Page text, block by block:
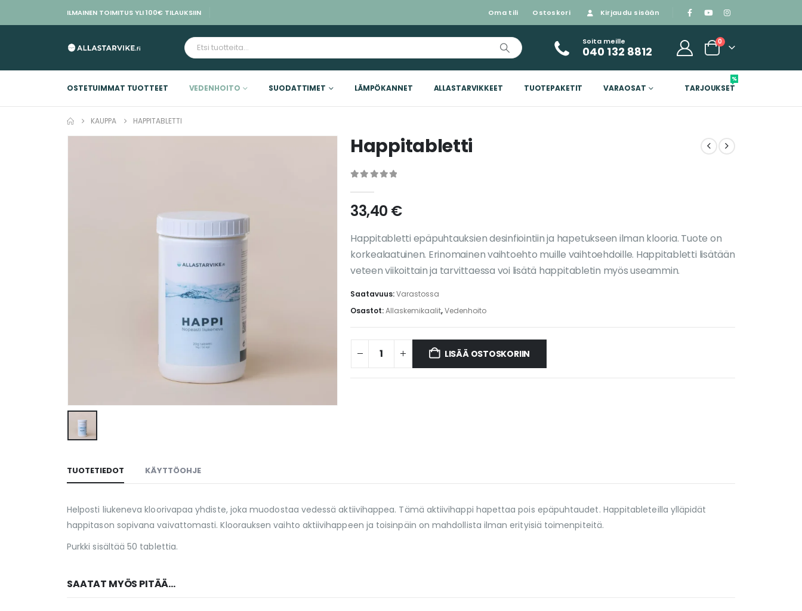
ILMAINEN TOIMITUS YLI 100€ TILAUKSIIN Oma tili Ostoskori Kirjaudu sisään
Soita meille
040 132 8812
0
OSTETUIMMAT TUOTTEET VEDENHOITO SUODATTIMET LÄMPÖKANNET ALLASTARVIKKEET TUOTEPAKETIT VARAOSAT TARJOUKSET
%
KAUPPA HAPPITABLETTI
Happitabletti
33,40 €
Happitabletti epäpuhtauksien desinfiointiin ja hapetukseen ilman klooria. Tuote on
korkealaatuinen. Erinomainen vaihtoehto muille vaihtoehdoille. Happitabletti lisätään
veteen viikoittain ja tarvittaessa voi lisätä happitabletin myös useammin.
Saatavuus:Varastossa
Osastot:Allaskemikaalit,Vedenhoito
LISÄÄ OSTOSKORIIN
TUOTETIEDOT KÄYTTÖOHJE
Helposti liukeneva kloorivapaa yhdiste, joka muodostaa vedessä aktiivihappea. Tämä aktiivihappi hapettaa pois epäpuhtaudet. Happitableteilla ylläpidät
happitason sopivana vaivattomasti. Kloorauksen vaihto aktiivihappeen ja toisinpäin on mahdollista ilman erityisiä toimenpiteitä.
Purkki sisältää 50 tablettia.
SAATAT MYÖS PITÄÄ...